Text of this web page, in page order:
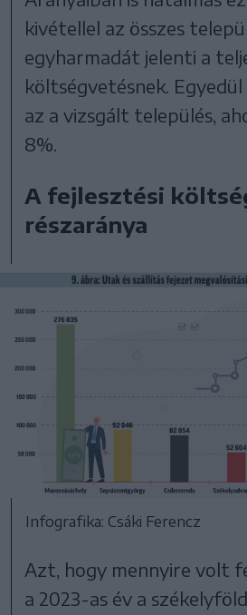
kivétellel az összes
egyharmadát jelenti a
költségvetésnek.
az a vizsgált település,
8%.
A fejlesztési
részaránya
Infografika: Csáki Ferencz
Azt, hogy mennyire volt
a 2023-as év a